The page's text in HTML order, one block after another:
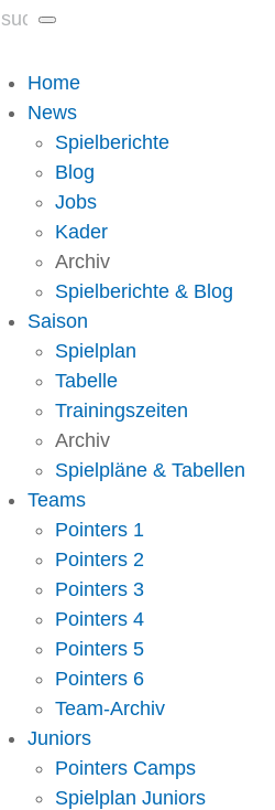
Home
News
Spielberichte
Blog
Jobs
Kader
Archiv
Spielberichte & Blog
Saison
Spielplan
Tabelle
Trainingszeiten
Archiv
Spielpläne & Tabellen
Teams
Pointers 1
Pointers 2
Pointers 3
Pointers 4
Pointers 5
Pointers 6
Team-Archiv
Juniors
Pointers Camps
Spielplan Juniors